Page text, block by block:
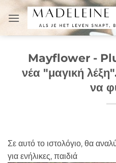
Μετάβαση
στο
περιεχόμενο
Mayflower -
νέα "μαγική
να
Σε αυτό το ιστολόγιο, θα
για ενήλικες, παιδιά